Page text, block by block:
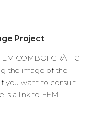
Project
COMBOI GRÀFIC
the image of the
you want to consult
is a link to FEM